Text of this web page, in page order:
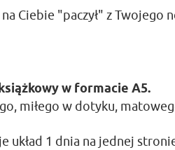
Ciebie "paczył" z Twojego
w formacie A5.
miłego w dotyku,
układ 1 dnia na jednej